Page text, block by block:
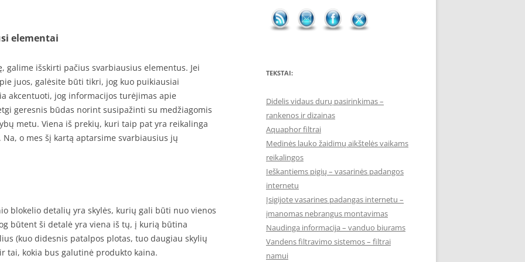
elementai
galime išskirti pačius svarbiausius elementus. Jei
juos, galėsite būti tikri, jog kuo puikiausiai
akcentuoti, jog informacijos turėjimas apie
geresnis būdas norint susipažinti su medžiagomis
metu. Viena iš prekių, kuri taip pat yra reikalinga
Na, o mes šį kartą aptarsime svarbiausius jų
blokelio detalių yra skylės, kurių gali būti nuo vienos
būtent ši detalė yra viena iš tų, į kurią būtina
(kuo didesnis patalpos plotas, tuo daugiau skylių
tai, kokia bus galutinė produkto kaina.
TEKSTAI:
Didelis vidaus durų pasirinkimas –
rankenos ir dizainas
Aquaphor filtrai
Medinės lauko žaidimų aikštelės vaikams
reikalingos
Ieškantiems pigių – vasarinės padangos
internetu
Įsigijote vasarines padangas internetu –
įmanomas nebrangus montavimas
Naudinga informacija – vanduo biurams
Vandens filtravimo sistemos – filtrai
namui